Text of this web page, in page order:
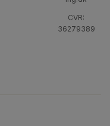
CVR:
36279389